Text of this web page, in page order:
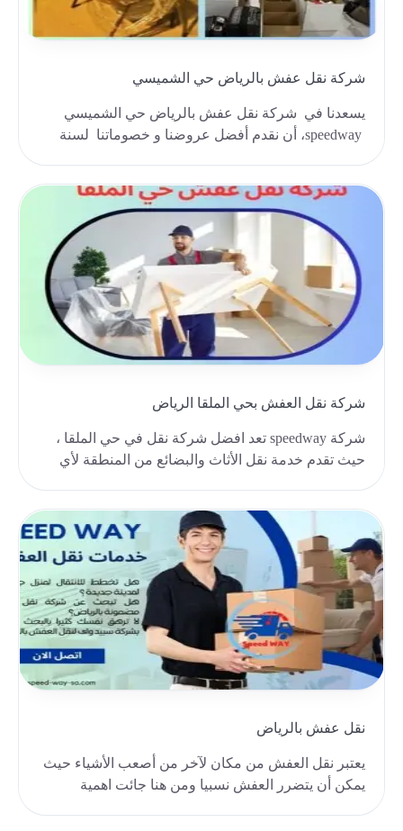
شركة نقل عفش بالرياض حي الشميسي
يسعدنا في شركة نقل عفش بالرياض حي الشميسي
speedway، أن نقدم أفضل عروضنا و خصوماتنا لسنة
شركة نقل العفش بحي الملقا الرياض
شركة speedway تعد افضل شركة نقل في حي الملقا ،
حيث تقدم خدمة نقل الأثاث والبضائع من المنطقة لأي
نقل عفش بالرياض
يعتبر نقل العفش من مكان لآخر من أصعب الأشياء حيث
يمكن أن يتضرر العفش نسبيا ومن هنا جائت اهمية